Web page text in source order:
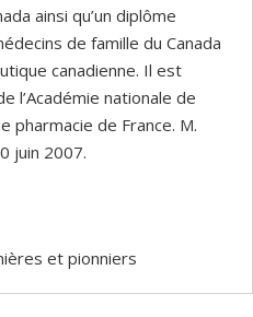
ainsi qu’un diplôme
de famille du Canada
canadienne. Il est
l’Académie nationale de
pharmacie de France. M.
juin 2007.
et pionniers